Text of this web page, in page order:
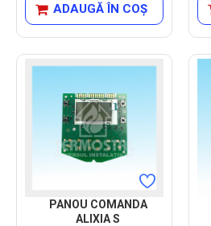
ADAUGĂ ÎN COŞ
PANOU COMANDA
ALIXIA S